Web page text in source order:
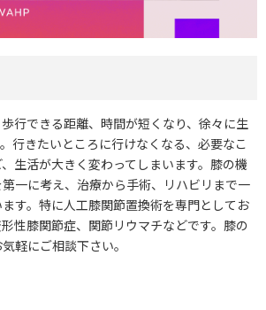
行できる距離、時間が短くなり、徐々に生
行きたいところに行けなくなる、必要なこ
生活が大きく変わってしまいます。膝の機
一に考え、治療から手術、リハビリまで一
す。特に人工膝関節置換術を専門としてお
性膝関節症、関節リウマチなどです。膝の
軽にご相談下さい。